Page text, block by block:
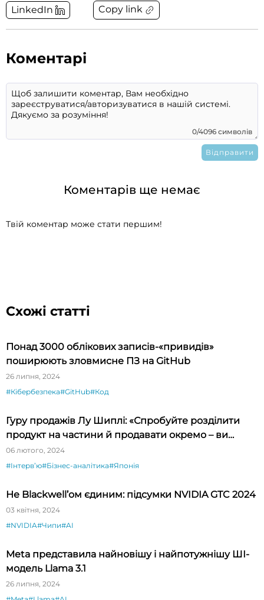
LinkedIn Copy link
Коментарі
0/4096 символів
Коментарів ще немає
Твій коментар може стати першим!
Схожі статті
Понад 3000 облікових записів-«привидів»
поширюють зловмисне ПЗ на GitHub
26 липня, 2024
#Кібербезпека#GitHub#Код
Гуру продажів Лу Шиплі: «Спробуйте розділити
продукт на частини й продавати окремо – ви
будете вражені»
06 лютого, 2024
#Інтервʼю#Бізнес-аналітика#Японія
Не Blackwell’ом єдиним: підсумки NVIDIA GTC 2024
03 квітня, 2024
#NVIDIA#Чипи#AI
Meta представила найновішу і найпотужнішу ШІ-
модель Llama 3.1
26 липня, 2024